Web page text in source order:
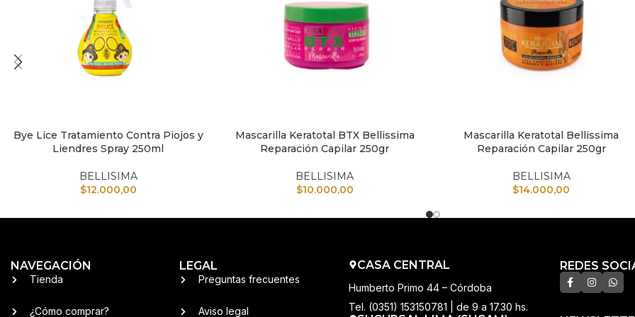
AÑADIR AL CARRITO
Bye Lice Tratamiento Contra Piojos y
Liendres Spray 250ml
BELLISIMA
$12.000,00
AÑADIR AL CARRITO
Mascarilla Keratotal BTX Bellissima
Reparación Capilar 250gr
BELLISIMA
$10.000,00
AÑADIR AL CARRITO
Mascarilla Keratotal Bellissima
Reparación Capilar 250gr
BELLISIMA
$14.000,00
NAVEGACIÓN
Tienda
¿Cómo comprar?
LEGAL
Preguntas frecuentes
Aviso legal
CASA CENTRAL
Humberto Primo 44 – Córdoba
Tel. (0351) 153150781 | de 9 a 17.30 hs.
REDES